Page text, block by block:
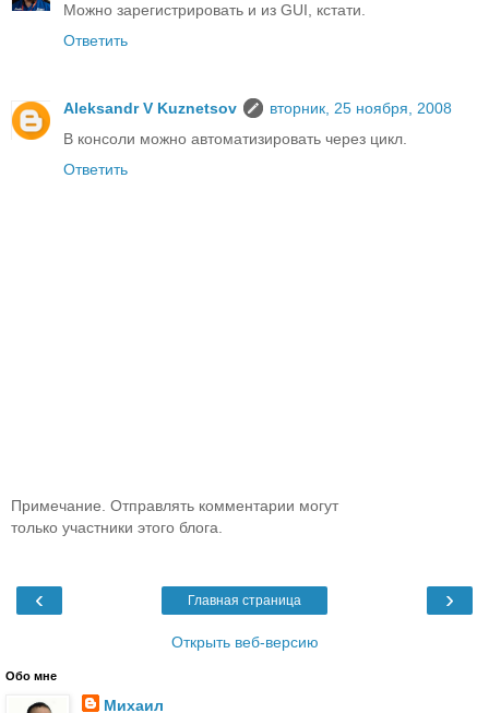
Можно зарегистрировать и из GUI, кстати.
Ответить
Aleksandr V Kuznetsov
вторник, 25 ноября, 2008
В консоли можно автоматизировать через цикл.
Ответить
Примечание. Отправлять комментарии могут
только участники этого блога.
‹ ›
Главная страница
Открыть веб-версию
Обо мне
Михаил